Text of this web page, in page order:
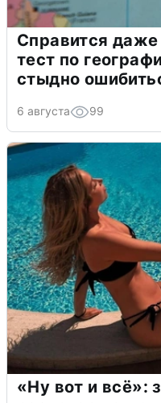
Справится
тест по
стыдно
6 августа 99
«Ну вот и всё»: